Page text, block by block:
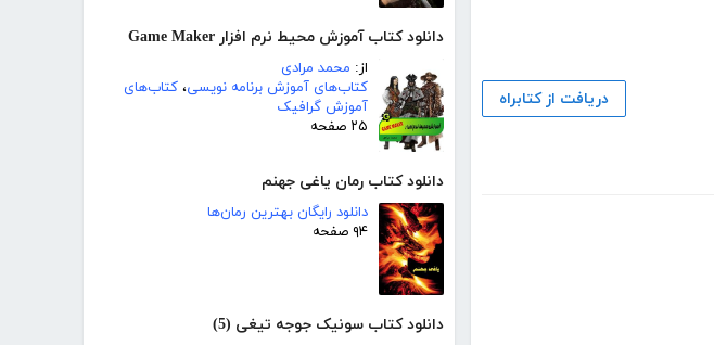
دانلود کتاب آموزش محیط نرم افزار Game Maker
از: محمد مرادی
کتاب‌های آموزش برنامه نویسی، کتاب‌های
آموزش گرافیک
۲۵ صفحه
دانلود کتاب رمان یاغی جهنم
دانلود رایگان بهترین رمان‌ها
۹۴ صفحه
دانلود کتاب سونیک جوجه تیغی (5)
دریافت از کتابراه